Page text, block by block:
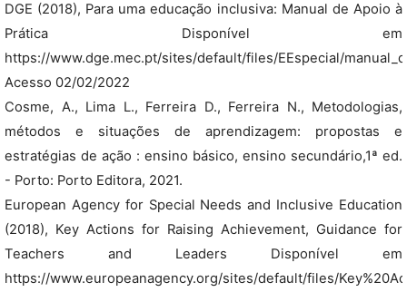
DGE (2018), Para uma educação inclusiva: Manual de Apoio à
Prática Disponível em
https://www.dge.mec.pt/sites/default/files/EEspecial/
Acesso 02/02/2022
Cosme, A., Lima L., Ferreira D., Ferreira N., Metodologias,
métodos e situações de aprendizagem: propostas e
estratégias de ação : ensino básico, ensino secundário,1ª ed.
- Porto: Porto Editora, 2021.
European Agency for Special Needs and Inclusive Education
(2018), Key Actions for Raising Achievement, Guidance for
Teachers and Leaders Disponível em
https://www.europeanagency.org/sites/default/files/